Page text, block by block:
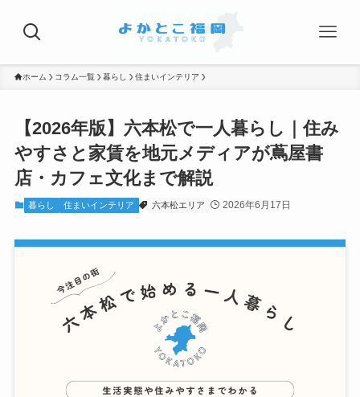
ホーム コラム一覧 暮らし 住まいインテリア
【2026年版】六本松で一人暮らし｜住み
やすさと家賃を地元メディアが蔦屋書
店・カフェ文化まで解説
暮らし 住まいインテリア 六本松エリア 2026年6月17日